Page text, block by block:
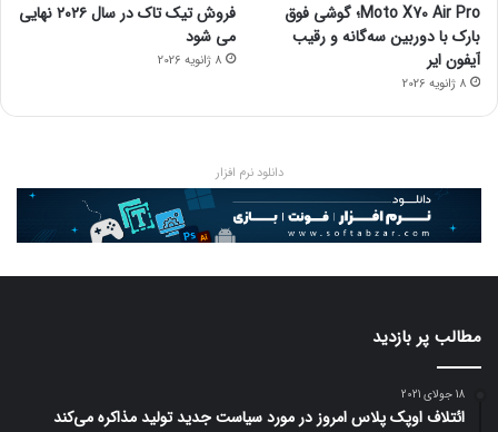
Moto X70 Air Pro؛ گوشی فوق
بارک با دوربین سه‌گانه و رقیب
آیفون ایر
8 ژانویه 2026
فروش تیک تاک در سال ۲۰۲۶ نهایی
می شود
8 ژانویه 2026
دانلود نرم افزار
مطالب پر بازدید
18 جولای 2021
ائتلاف اوپک پلاس امروز در مورد سیاست جدید تولید مذاکره می‌کند